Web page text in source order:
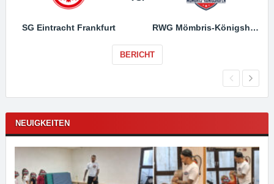
SG Eintracht Frankfurt RWG Mömbris-Königshofen
BERICHT
NEUIGKEITEN